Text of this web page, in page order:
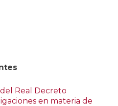
Real Decreto
en materia de